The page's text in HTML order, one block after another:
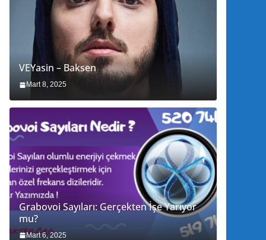
VEYasin – Baksen
Mart 8, 2025
Grabovoi Sayıları: Gerçekten İşe Yarıyor
mu?
Mart 6, 2025